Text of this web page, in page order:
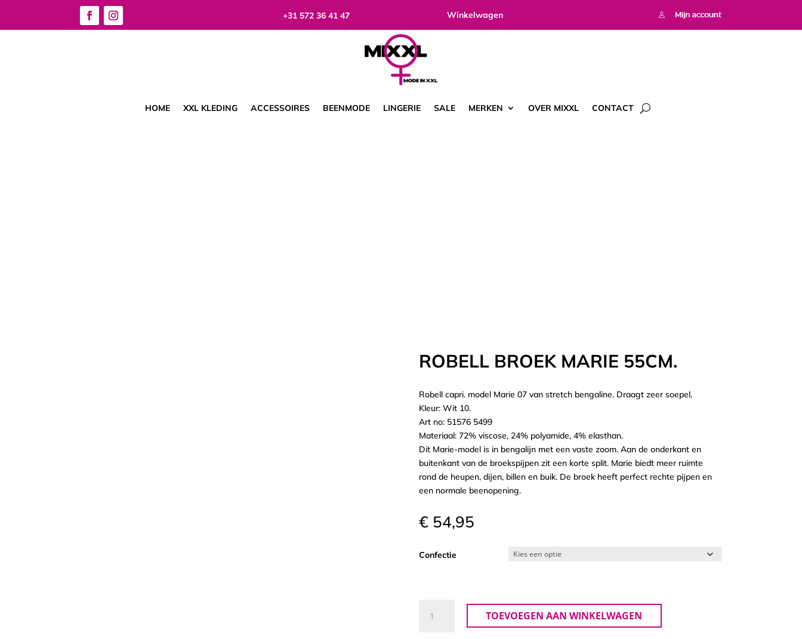
+31 572 36 41 47 Winkelwagen
HOME XXL KLEDING ACCESSOIRES BEENMODE LINGERIE SALE MERKEN OVER MIXXL CONTACT
ROBELL BROEK MARIE 55CM.
Robell capri. model Marie 07 van stretch bengaline. Draagt zeer soepel,
Kleur: Wit 10.
Art no: 51576 5499
Materiaal: 72% viscose, 24% polyamide, 4% elasthan.
Dit Marie-model is in bengalijn met een vaste zoom. Aan de onderkant en
buitenkant van de broekspijpen zit een korte split. Marie biedt meer ruimte
rond de heupen, dijen, billen en buik. De broek heeft perfect rechte pijpen en
een normale beenopening.
€ 54,95
Confectie
Broek
TOEVOEGEN AAN WINKELWAGEN